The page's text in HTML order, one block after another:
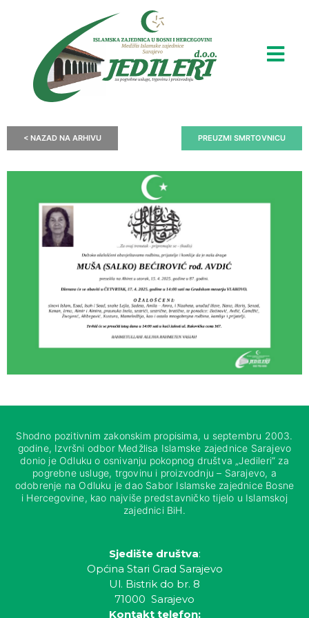
< NAZAD NA ARHIVU PREUZMI SMRTOVNICU
Shodno pozitivnim zakonskim propisima, u septembru 2003.
godine, Izvršni odbor Medžlisa Islamske zajednice Sarajevo
donio je Odluku o osnivanju pokopnog društva „Jedileri“ za
pogrebne usluge, trgovinu i proizvodnju – Sarajevo, a
odobrenje na Odluku je dao Sabor Islamske zajednice Bosne
i Hercegovine, kao najviše predstavničko tijelo u Islamskoj
zajednici BiH.
Sjedište društva:
Općina Stari Grad Sarajevo
Ul. Bistrik do br. 8
71000 Sarajevo
Kontakt telefon: